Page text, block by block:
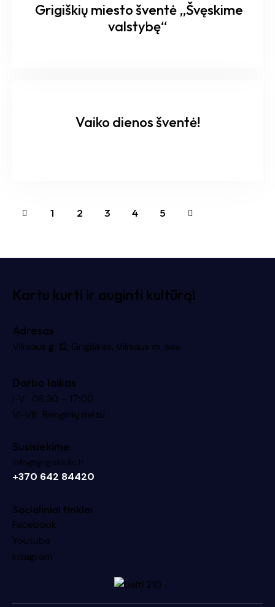
Grigiškių miesto šventė „Švęskime
valstybę“
Vaiko dienos šventė!
1 2 3 4 5
Kartu kurti ir auginti kultūrą!
Adresas
Vilniaus g. 12, Grigiškės, Vilniaus m. sav.
Darbo laikas
I-V: 08:30 – 17:00
VI-VII: Renginių metu
Susisiekime
info@grigiskiukc.lt
+370 642 84420
Socialiniai tinklai
Facebook
Youtube
Intagram